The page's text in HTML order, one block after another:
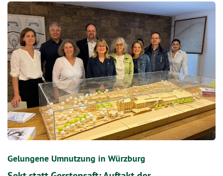
Gelungene Umnutzung in Würzburg